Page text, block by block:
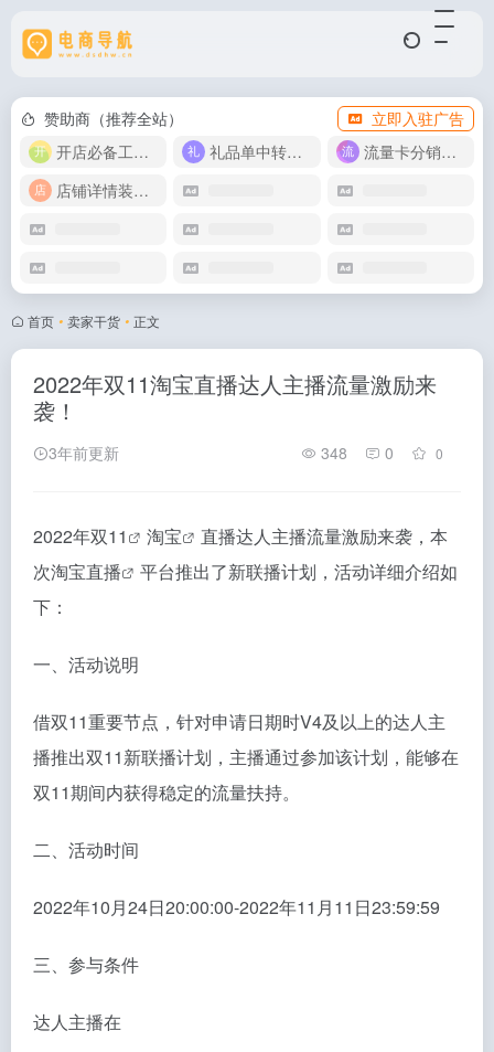
赞助商（推荐全站）
立即入驻广告
开店必备工具箱
礼品单中转同步单
流量卡分销代理
店铺详情装修模版
首页 • 卖家干货 • 正文
2022年双11淘宝直播达人主播流量激励来
袭！
3年前更新 348 0 0
2022年双11 淘宝
直播达人主播流量激励来袭，本
次淘宝直播
平台推出了新联播计划，活动详细介绍如
下：
一、活动说明
借双11重要节点，针对申请日期时V4及以上的达人主
播推出双11新联播计划，主播通过参加该计划，能够在
双11期间内获得稳定的流量扶持。
二、活动时间
2022年10月24日20:00:00-2022年11月11日23:59:59
三、参与条件
达人主播在